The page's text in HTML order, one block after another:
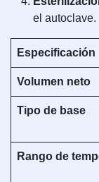
el autoclave.
Especificación
Volumen neto
Tipo de base
Rango de